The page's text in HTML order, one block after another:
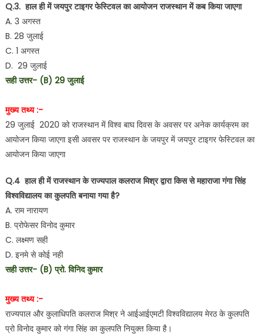
Q.3. हाल ही में जयपुर टाइगर फेस्टिवल का आयोजन राजस्थान में कब किया जाएगा
A. 3 अगस्त
B. 28 जुलाई
C. 1 अगस्त
D. 29 जुलाई
सही उत्तर- (B) 29 जुलाई
मुख्य तथ्य :-
29 जुलाई 2020 को राजस्थान में विश्व बाघ दिवस के अवसर पर अनेक कार्यक्रम का
आयोजन किया जाएगा इसी अवसर पर राजस्थान के जयपुर में जयपुर टाइगर फेस्टिवल का
आयोजन किया जाएगा
Q.4 हाल ही में राजस्थान के राज्यपाल कलराज मिश्र द्वारा किस से महाराजा गंगा सिंह
विश्वविद्यालय का कुलपति बनाया गया है?
A. राम नारायण
B. प्रोफेसर विनोद कुमार
C. लक्ष्मण सही
D. इनमे से कोई नही
सही उत्तर- (B) प्रो. विनिद कुमार
मुख्य तथ्य :-
राज्यपाल और कुलाधिपति कलराज मिश्र ने आईआईएमटी विश्वविद्यालय मेरठ के कुलपति
प्रो विनोद कुमार को गंगा सिंह का कुलपति नियुक्त किया है।